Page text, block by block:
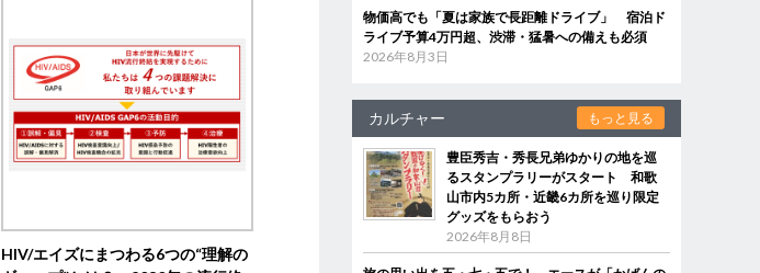
HIV/エイズにまつわる6つの“理解の
物価高でも「夏は家族で長距離ドライブ」 宿泊ド
ライブ予算4万円超、渋滞・猛暑への備えも必須
2026年8月3日
カルチャー もっと見る
豊臣秀吉・秀長兄弟ゆかりの地を巡
るスタンプラリーがスタート 和歌
山市内5カ所・近畿6カ所を巡り限定
グッズをもらおう
2026年8月8日